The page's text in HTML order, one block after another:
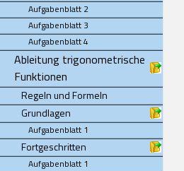
Aufgabenblatt 2
Aufgabenblatt 3
Aufgabenblatt 4
Ableitung trigonometrische
Funktionen
Regeln und Formeln
Grundlagen
Aufgabenblatt 1
Fortgeschritten
Aufgabenblatt 1